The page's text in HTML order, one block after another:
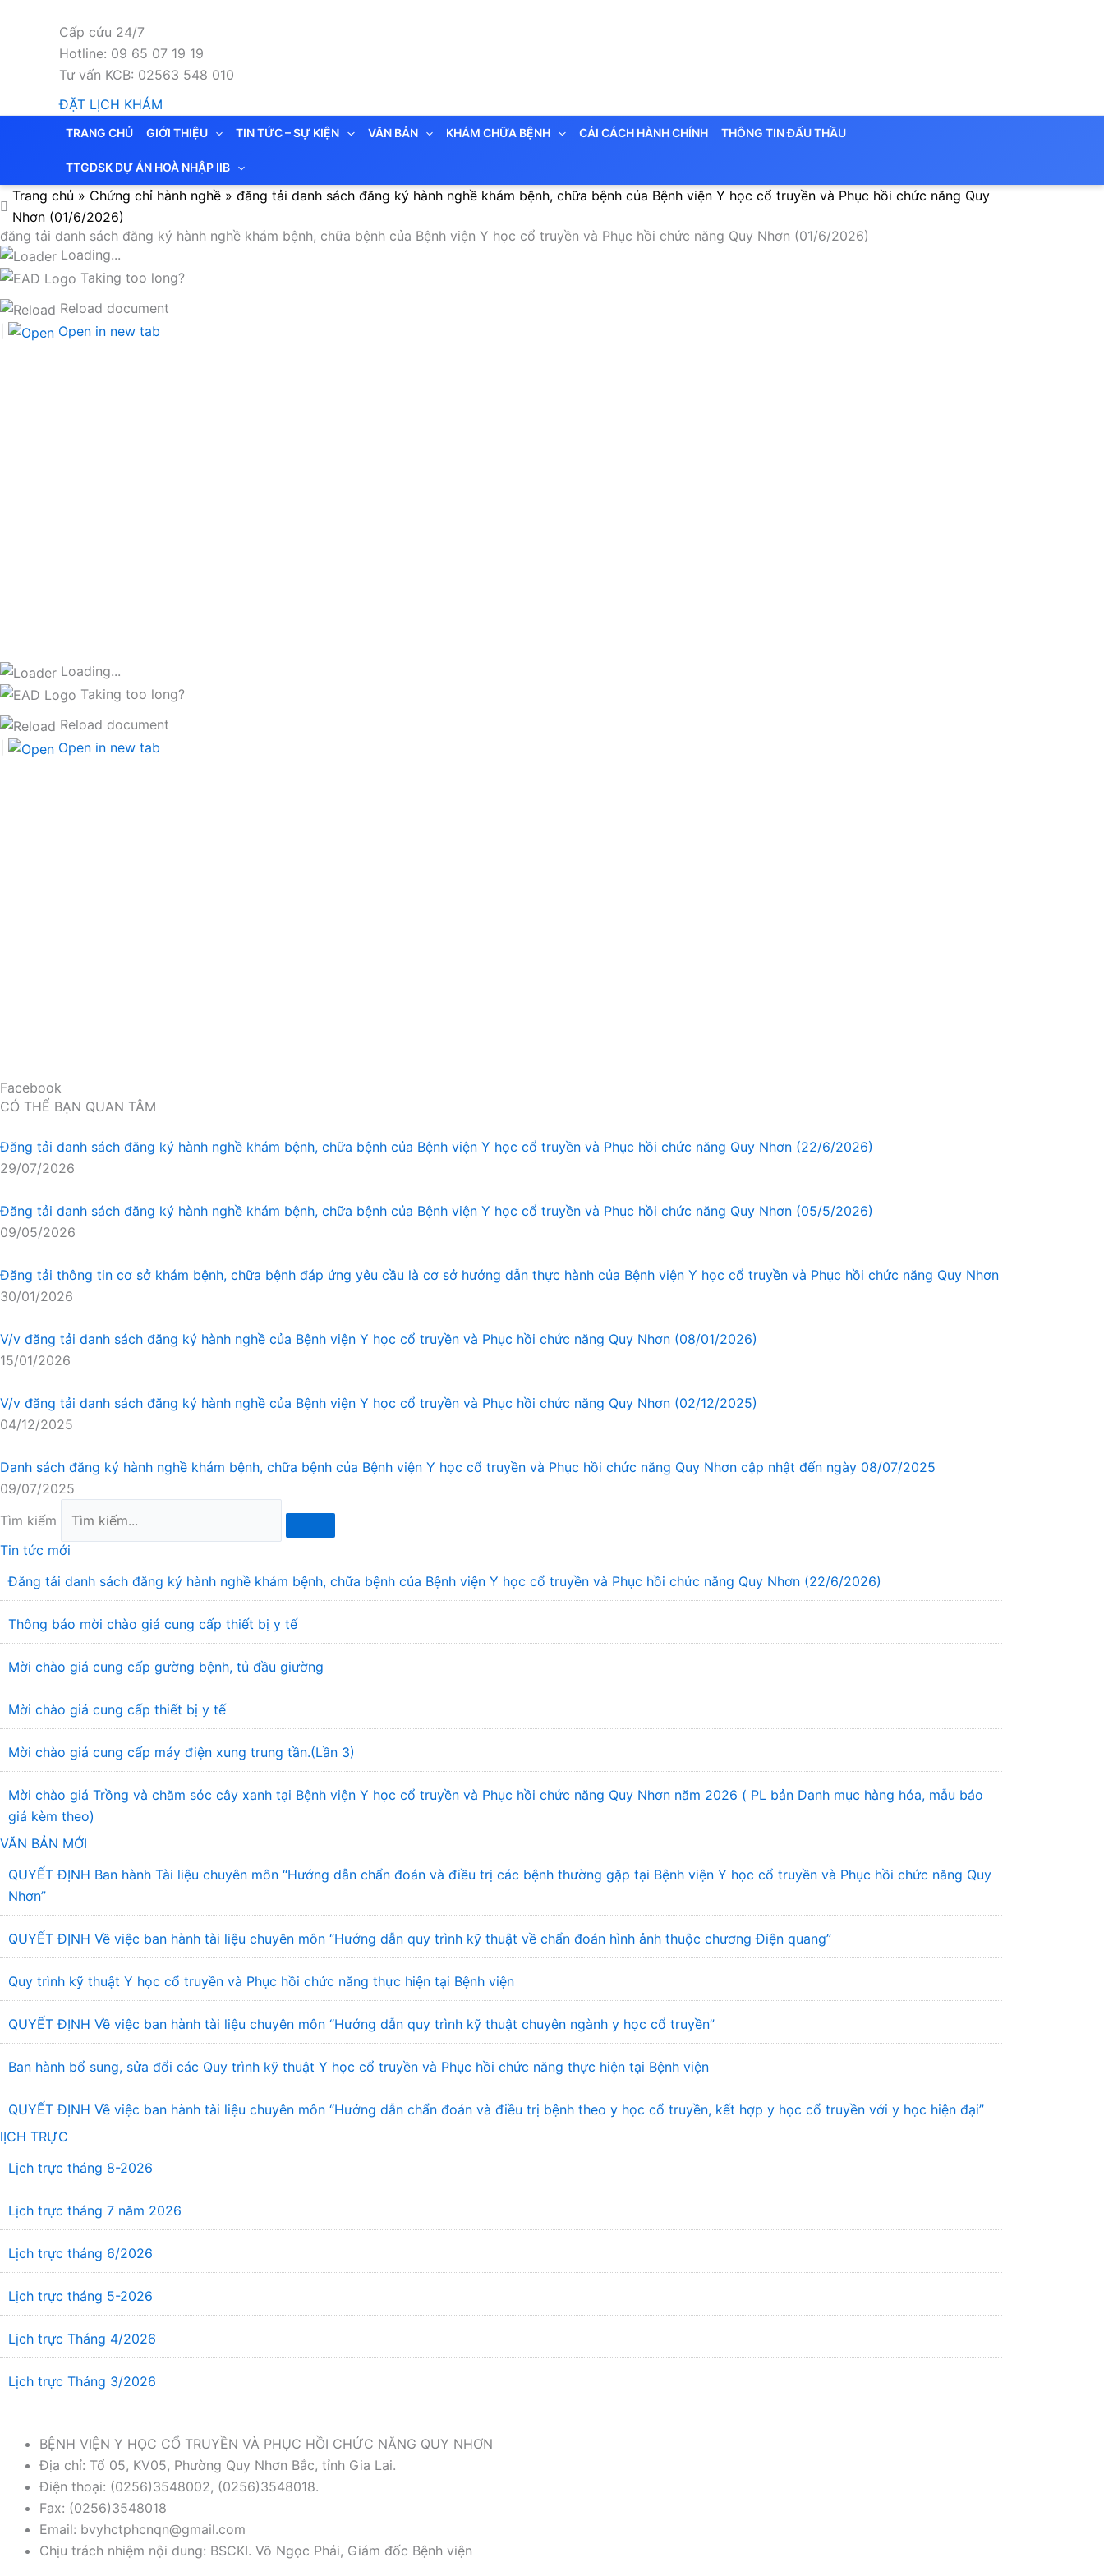
Cấp cứu 24/7
Hotline: 09 65 07 19 19
Tư vấn KCB: 02563 548 010
ĐẶT LỊCH KHÁM
TRANG CHỦ GIỚI THIỆU TIN TỨC – SỰ KIỆN VĂN BẢN KHÁM CHỮA BỆNH CẢI CÁCH HÀNH CHÍNH THÔNG TIN ĐẤU THẦU
TTGDSK DỰ ÁN HOÀ NHẬP IIB
Trang chủ » Chứng chỉ hành nghề » đăng tải danh sách đăng ký hành nghề khám bệnh, chữa bệnh của Bệnh viện Y học cổ truyền và Phục hồi chức năng Quy
Nhơn (01/6/2026)
đăng tải danh sách đăng ký hành nghề khám bệnh, chữa bệnh của Bệnh viện Y học cổ truyền và Phục hồi chức năng Quy Nhơn (01/6/2026)
Loading...
Taking too long?
Reload document
Open in new tab
Loading...
Taking too long?
Reload document
Open in new tab
Facebook
CÓ THỂ BẠN QUAN TÂM
Đăng tải danh sách đăng ký hành nghề khám bệnh, chữa bệnh của Bệnh viện Y học cổ truyền và Phục hồi chức năng Quy Nhơn (22/6/2026)
29/07/2026
Đăng tải danh sách đăng ký hành nghề khám bệnh, chữa bệnh của Bệnh viện Y học cổ truyền và Phục hồi chức năng Quy Nhơn (05/5/2026)
09/05/2026
Đăng tải thông tin cơ sở khám bệnh, chữa bệnh đáp ứng yêu cầu là cơ sở hướng dẫn thực hành của Bệnh viện Y học cổ truyền và Phục hồi chức năng Quy Nhơn
30/01/2026
V/v đăng tải danh sách đăng ký hành nghề của Bệnh viện Y học cổ truyền và Phục hồi chức năng Quy Nhơn (08/01/2026)
15/01/2026
V/v đăng tải danh sách đăng ký hành nghề của Bệnh viện Y học cổ truyền và Phục hồi chức năng Quy Nhơn (02/12/2025)
04/12/2025
Danh sách đăng ký hành nghề khám bệnh, chữa bệnh của Bệnh viện Y học cổ truyền và Phục hồi chức năng Quy Nhơn cập nhật đến ngày 08/07/2025
09/07/2025
Tìm kiếm
Tin tức mới
Đăng tải danh sách đăng ký hành nghề khám bệnh, chữa bệnh của Bệnh viện Y học cổ truyền và Phục hồi chức năng Quy Nhơn (22/6/2026)
Thông báo mời chào giá cung cấp thiết bị y tế
Mời chào giá cung cấp gường bệnh, tủ đầu giường
Mời chào giá cung cấp thiết bị y tế
Mời chào giá cung cấp máy điện xung trung tần.(Lần 3)
Mời chào giá Trồng và chăm sóc cây xanh tại Bệnh viện Y học cổ truyền và Phục hồi chức năng Quy Nhơn năm 2026 ( PL bản Danh mục hàng hóa, mẫu báo
giá kèm theo)
VĂN BẢN MỚI
QUYẾT ĐỊNH Ban hành Tài liệu chuyên môn “Hướng dẫn chẩn đoán và điều trị các bệnh thường gặp tại Bệnh viện Y học cổ truyền và Phục hồi chức năng Quy
Nhơn”
QUYẾT ĐỊNH Về việc ban hành tài liệu chuyên môn “Hướng dẫn quy trình kỹ thuật về chẩn đoán hình ảnh thuộc chương Điện quang”
Quy trình kỹ thuật Y học cổ truyền và Phục hồi chức năng thực hiện tại Bệnh viện
QUYẾT ĐỊNH Về việc ban hành tài liệu chuyên môn “Hướng dẫn quy trình kỹ thuật chuyên ngành y học cổ truyền”
Ban hành bổ sung, sửa đổi các Quy trình kỹ thuật Y học cổ truyền và Phục hồi chức năng thực hiện tại Bệnh viện
QUYẾT ĐỊNH Về việc ban hành tài liệu chuyên môn “Hướng dẫn chẩn đoán và điều trị bệnh theo y học cổ truyền, kết hợp y học cổ truyền với y học hiện đại”
lỊCH TRỰC
Lịch trực tháng 8-2026
Lịch trực tháng 7 năm 2026
Lịch trực tháng 6/2026
Lịch trực tháng 5-2026
Lịch trực Tháng 4/2026
Lịch trực Tháng 3/2026
BỆNH VIỆN Y HỌC CỔ TRUYỀN VÀ PHỤC HỒI CHỨC NĂNG QUY NHƠN
Địa chỉ: Tổ 05, KV05, Phường Quy Nhơn Bắc, tỉnh Gia Lai.
Điện thoại: (0256)3548002, (0256)3548018.
Fax: (0256)3548018
Email: bvyhctphcnqn@gmail.com
Chịu trách nhiệm nội dung: BSCKI. Võ Ngọc Phải, Giám đốc Bệnh viện